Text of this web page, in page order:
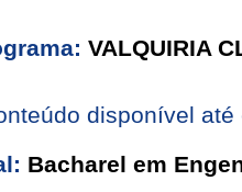
VALQUIRIA
disponível até
Bacharel em